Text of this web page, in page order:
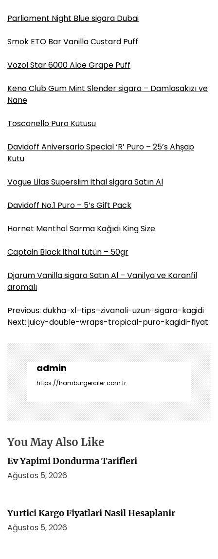
Parliament Night Blue sigara Dubai
Smok ETO Bar Vanilla Custard Puff
Vozol Star 6000 Aloe Grape Puff
Keno Club Gum Mint Slender sigara – Damlasakızı ve
Nane
Toscanello Puro Kutusu
Davidoff Aniversario Special ‘R’ Puro – 25’s Ahşap
Kutu
Vogue Lilas Superslim ithal sigara Satın Al
Davidoff No.1 Puro – 5’s Gift Pack
Hornet Menthol Sarma Kağıdı King Size
Captain Black ithal tütün – 50gr
Djarum Vanilla sigara Satın Al – Vanilya ve Karanfil
aromalı
Y
a
ı
g
e
z
i
n
m
s
i
Previous: dukha-xl–tips–zivanali-uzun-sigara-kagidi
Next: juicy-double-wraps-tropical-puro-kagidi-fiyat
admin
https://hamburgerciler.com.tr
You May Also Like
Ev Yapimi Dondurma Tarifleri
Ağustos 5, 2026
Yurtici Kargo Fiyatlari Nasil Hesaplanir
Ağustos 5, 2026